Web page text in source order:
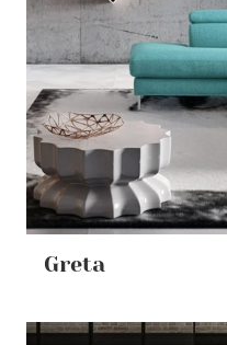
Greta